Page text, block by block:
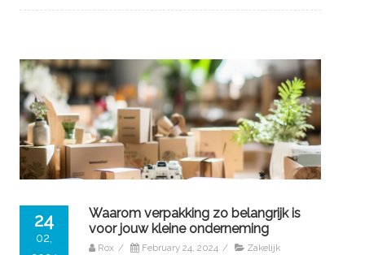
24
02,
Waarom verpakking zo belangrijk is
voor jouw kleine onderneming
Rox / February 24, 2024 / Zakelijk